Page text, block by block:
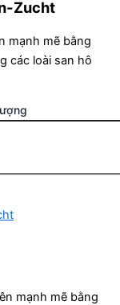
Zucht
mạnh mẽ bằng
các loài san hô
mạnh mẽ bằng